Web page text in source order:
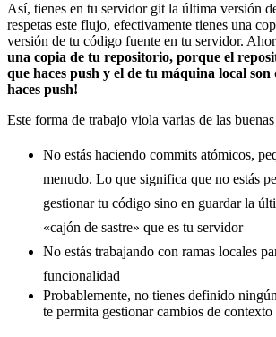
Así, tienes en tu servidor git la última versión
respetas este flujo, efectivamente tienes una
versión de tu código fuente en tu servidor.
una copia de tu repositorio, porque el
que haces push y el de tu máquina local son
haces push!
Este forma de trabajo viola varias de las
No estás haciendo commits atómicos,
menudo. Lo que significa que no estás
gestionar tu código sino en guardar la
«cajón de sastre» que es tu servidor
No estás trabajando con ramas locales
funcionalidad
Probablemente, no tienes definido
te permita gestionar cambios de